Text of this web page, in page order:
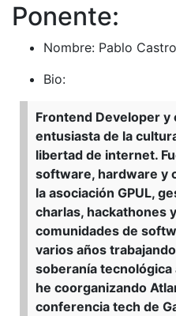
Ponente:
Nombre: Pablo
Bio:
Frontend Developer
entusiasta de la
libertad de internet.
software, hardware y
la asociación GPUL,
charlas, hackathones
comunidades de
varios años
soberanía tecnológica
he coorganizando
conferencia tech de